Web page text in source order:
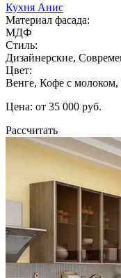
Кухня Анис
Материал фасада:
МДФ
Стиль:
Дизайнерские,
Цвет:
Венге, Кофе с молоком,
Цена: от 35 000 руб.
Рассчитать